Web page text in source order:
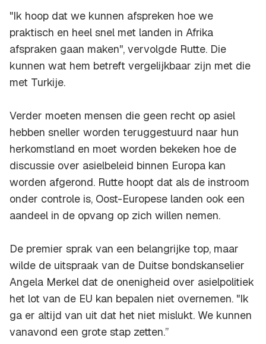
"Ik hoop dat we kunnen afspreken hoe we
praktisch en heel snel met landen in Afrika
afspraken gaan maken'', vervolgde Rutte. Die
kunnen wat hem betreft vergelijkbaar zijn met die
met Turkije.
Verder moeten mensen die geen recht op asiel
hebben sneller worden teruggestuurd naar hun
herkomstland en moet worden bekeken hoe de
discussie over asielbeleid binnen Europa kan
worden afgerond. Rutte hoopt dat als de instroom
onder controle is, Oost-Europese landen ook een
aandeel in de opvang op zich willen nemen.
De premier sprak van een belangrijke top, maar
wilde de uitspraak van de Duitse bondskanselier
Angela Merkel dat de onenigheid over asielpolitiek
het lot van de EU kan bepalen niet overnemen. "Ik
ga er altijd van uit dat het niet mislukt. We kunnen
vanavond een grote stap zetten.’’